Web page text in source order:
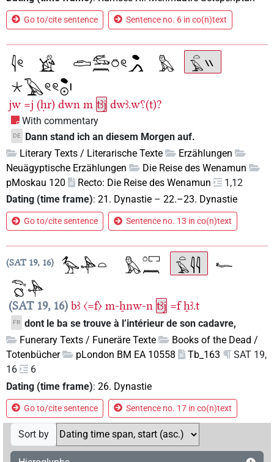
Go to/cite sentence Sentence no. 6 in co(n)text
jw =j (ḥr) dwn m tꜣj dwꜣ.w⸮(t)?
With commentary
DE
Dann stand ich an diesem Morgen auf.
Literary Texts / Literarische Texte
Erzählungen
Neuägyptische Erzählungen
Die Reise des Wenamun
pMoskau 120
Recto: Die Reise des Wenamun
1,12
Dating (time frame): 21. Dynastie – 22.–23. Dynastie
Go to/cite sentence Sentence no. 13 in co(n)text
SAT 19, 16
SAT 19, 16 bꜣ 〈=f〉 m-ẖnw-n tꜣj =f ẖꜣ.t
FR dont le ba se trouve à l’intérieur de son cadavre,
Funerary Texts / Funeräre Texte
Books of the Dead /
Totenbücher
pLondon BM EA 10558 Tb_163
SAT 19,
16
6
Dating (time frame): 26. Dynastie
Go to/cite sentence Sentence no. 17 in co(n)text
Sort by